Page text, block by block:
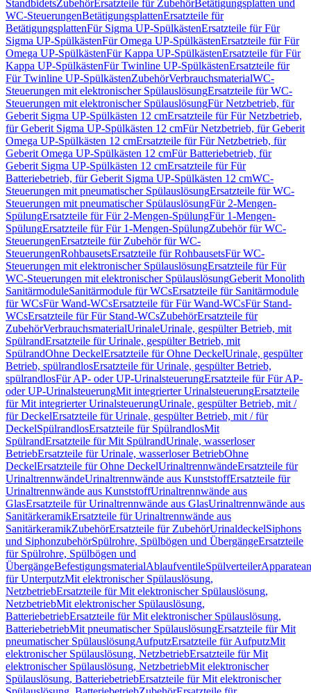
StandbidetsZubehörErsatzteile für ZubehörBetätigungsplatten und
WC-SteuerungenBetätigungsplattenErsatzteile für
BetätigungsplattenFür Sigma UP-SpülkästenErsatzteile für Für
Sigma UP-SpülkästenFür Omega UP-SpülkästenErsatzteile für Für
Omega UP-SpülkästenFür Kappa UP-SpülkästenErsatzteile für Für
Kappa UP-SpülkästenFür Twinline UP-SpülkästenErsatzteile für
Für Twinline UP-SpülkästenZubehörVerbrauchsmaterialWC-
Steuerungen mit elektronischer SpülauslösungErsatzteile für WC-
Steuerungen mit elektronischer SpülauslösungFür Netzbetrieb, für
Geberit Sigma UP-Spülkästen 12 cmErsatzteile für Für Netzbetrieb,
für Geberit Sigma UP-Spülkästen 12 cmFür Netzbetrieb, für Geberit
Omega UP-Spülkästen 12 cmErsatzteile für Für Netzbetrieb, für
Geberit Omega UP-Spülkästen 12 cmFür Batteriebetrieb, für
Geberit Sigma UP-Spülkästen 12 cmErsatzteile für Für
Batteriebetrieb, für Geberit Sigma UP-Spülkästen 12 cmWC-
Steuerungen mit pneumatischer SpülauslösungErsatzteile für WC-
Steuerungen mit pneumatischer SpülauslösungFür 2-Mengen-
SpülungErsatzteile für Für 2-Mengen-SpülungFür 1-Mengen-
SpülungErsatzteile für Für 1-Mengen-SpülungZubehör für WC-
SteuerungenErsatzteile für Zubehör für WC-
SteuerungenRohbausetsErsatzteile für RohbausetsFür WC-
Steuerungen mit elektronischer SpülauslösungErsatzteile für Für
WC-Steuerungen mit elektronischer SpülauslösungGeberit Monolith
SanitärmoduleSanitärmodule für WCsErsatzteile für Sanitärmodule
für WCsFür Wand-WCsErsatzteile für Für Wand-WCsFür Stand-
WCsErsatzteile für Für Stand-WCsZubehörErsatzteile für
ZubehörVerbrauchsmaterialUrinaleUrinale, gespülter Betrieb, mit
SpülrandErsatzteile für Urinale, gespülter Betrieb, mit
SpülrandOhne DeckelErsatzteile für Ohne DeckelUrinale, gespülter
Betrieb, spülrandlosErsatzteile für Urinale, gespülter Betrieb,
spülrandlosFür AP- oder UP-UrinalsteuerungErsatzteile für Für AP-
oder UP-UrinalsteuerungMit integrierter UrinalsteuerungErsatzteile
für Mit integrierter UrinalsteuerungUrinale, gespülter Betrieb, mit /
für DeckelErsatzteile für Urinale, gespülter Betrieb, mit / für
DeckelSpülrandlosErsatzteile für SpülrandlosMit
SpülrandErsatzteile für Mit SpülrandUrinale, wasserloser
BetriebErsatzteile für Urinale, wasserloser BetriebOhne
DeckelErsatzteile für Ohne DeckelUrinaltrennwändeErsatzteile für
UrinaltrennwändeUrinaltrennwände aus KunststoffErsatzteile für
Urinaltrennwände aus KunststoffUrinaltrennwände aus
GlasErsatzteile für Urinaltrennwände aus GlasUrinaltrennwände aus
SanitärkeramikErsatzteile für Urinaltrennwände aus
SanitärkeramikZubehörErsatzteile für ZubehörUrinaldeckelSiphons
und SiphonzubehörSpülrohre, Spülbögen und ÜbergängeErsatzteile
für Spülrohre, Spülbögen und
ÜbergängeBefestigungsmaterialAblaufventileSpülverteiler
für UnterputzMit elektronischer Spülauslösung,
NetzbetriebErsatzteile für Mit elektronischer Spülauslösung,
NetzbetriebMit elektronischer Spülauslösung,
BatteriebetriebErsatzteile für Mit elektronischer Spülauslösung,
BatteriebetriebMit pneumatischer SpülauslösungErsatzteile für Mit
pneumatischer SpülauslösungAufputzErsatzteile für AufputzMit
elektronischer Spülauslösung, NetzbetriebErsatzteile für Mit
elektronischer Spülauslösung, NetzbetriebMit elektronischer
Spülauslösung, BatteriebetriebErsatzteile für Mit elektronischer